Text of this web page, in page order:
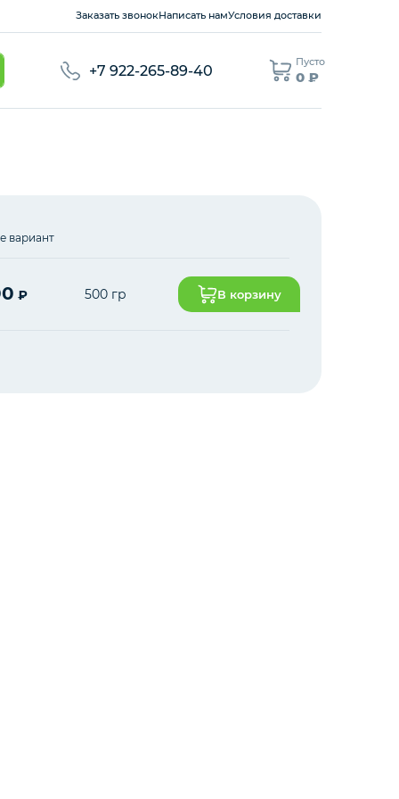
Заказать звонокНаписать намУсловия доставки
+7 922-265-89-40
Пусто
0 ₽
вариант
₽ 500 гр В корзину